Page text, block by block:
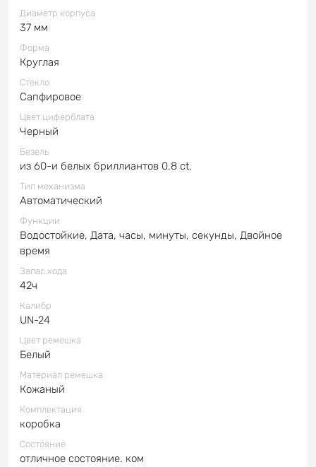
Диаметр корпуса
37 мм
Форма
Круглая
Стекло
Сапфировое
Цвет циферблата
Черный
Безель
из 60-и белых бриллиантов 0.8 ct.
Тип механизма
Автоматический
Функции
Водостойкие, Дата, часы, минуты, секунды, Двойное
время
Запас хода
42ч
Калибр
UN-24
Цвет ремешка
Белый
Материал ремешка
Кожаный
Комплектация
коробка
Состояние
отличное состояние. ком